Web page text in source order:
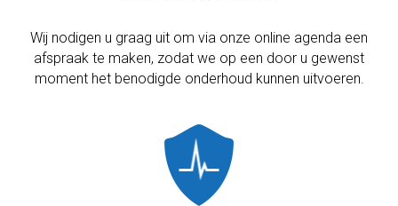
Wij nodigen u graag uit om via onze online agenda een
afspraak te maken, zodat we op een door u gewenst
moment het benodigde onderhoud kunnen uitvoeren.